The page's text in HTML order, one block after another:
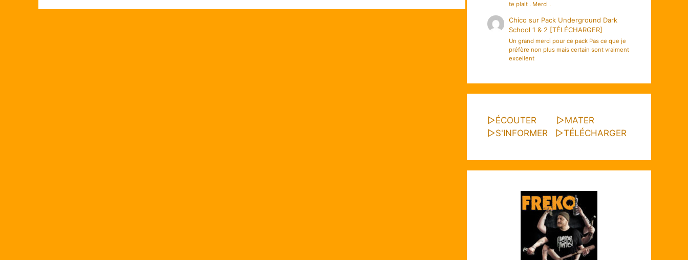
te plait . Merci .
Chico sur Pack Underground Dark
School 1 & 2 [TÉLÉCHARGER]
Un grand merci pour ce pack Pas ce que je
préfère non plus mais certain sont vraiment
excellent
▷ÉCOUTER ▷MATER
▷S'INFORMER ▷TÉLÉCHARGER